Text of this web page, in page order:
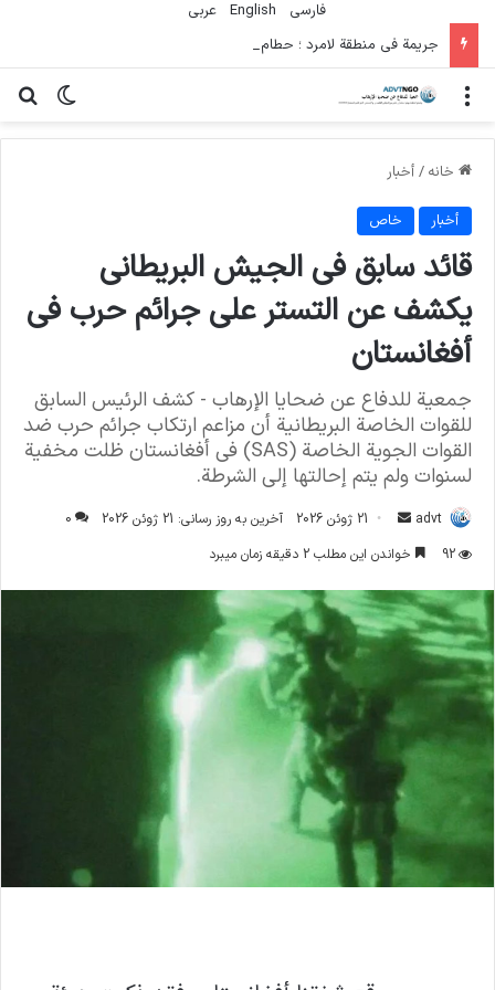
فارسی English
عربي
تغییر منو
خانه / أخبار
أخبار خاص
قائد سابق في الجيش البريطاني
يكشف عن التستر على جرائم حرب في
أفغانستان
جمعية للدفاع عن ضحايا الإرهاب - كشف الرئيس السابق
للقوات الخاصة البريطانية أن مزاعم ارتكاب جرائم حرب ضد
القوات الجوية الخاصة (SAS) في أفغانستان ظلت مخفية
لسنوات ولم يتم إحالتها إلى الشرطة.
advt
ارسال
ایمیل
21 ژوئن 2026 آخرین به روز رسانی: 21 ژوئن 2026
0
92
خواندن این مطلب 2 دقیقه زمان میبرد